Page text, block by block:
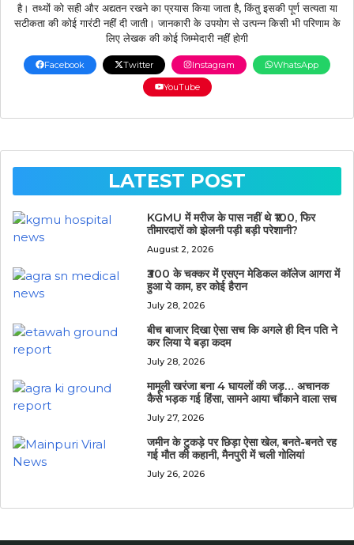
है। तथ्यों को सही और अद्यतन रखने का प्रयास किया जाता है, किंतु इसकी पूर्ण सत्यता या
सटीकता की कोई गारंटी नहीं दी जाती। जानकारी के उपयोग से उत्पन्न किसी भी परिणाम के
लिए लेखक की कोई जिम्मेदारी नहीं होगी
Facebook Twitter Instagram
WhatsApp
YouTube
LATEST POST
KGMU में मरीज के पास नहीं थे ₹100, फिर
तीमारदारों को झेलनी पड़ी बड़ी परेशानी?
August 2, 2026
₹300 के चक्कर में एसएन मेडिकल कॉलेज आगरा में
हुआ ये काम, हर कोई हैरान
July 28, 2026
बीच बाजार दिखा ऐसा सच कि अगले ही दिन पति ने
कर लिया ये बड़ा कदम
July 28, 2026
मामूली खरंजा बना 4 घायलों की जड़… अचानक
कैसे भड़क गई हिंसा, सामने आया चौंकाने वाला सच
July 27, 2026
जमीन के टुकड़े पर छिड़ा ऐसा खेल, बनते-बनते रह
गई मौत की कहानी, मैनपुरी में चली गोलियां
July 26, 2026